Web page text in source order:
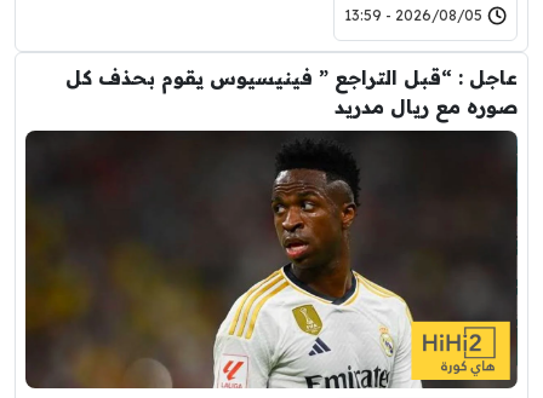
2026/08/05 - 13:59
عاجل : “قبل التراجع ” فينيسيوس يقوم بحذف كل
صوره مع ريال مدريد